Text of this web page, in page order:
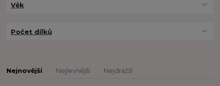
Věk
Počet dílků
Nejnovější Nejlevnější Nejdražší